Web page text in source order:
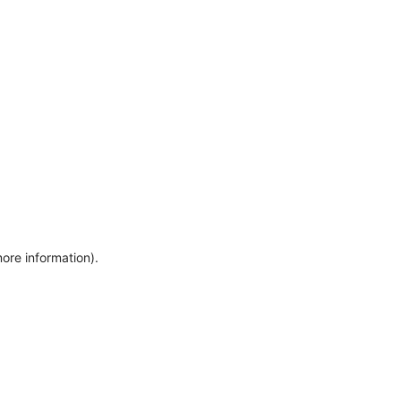
information).